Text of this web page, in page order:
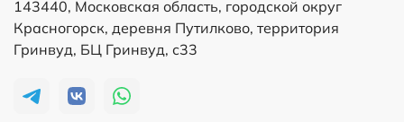
143440, Московская область, городской округ
Красногорск, деревня Путилково, территория
Гринвуд, БЦ Гринвуд, с33